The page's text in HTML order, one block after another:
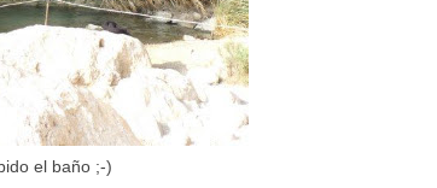
el baño ;-)